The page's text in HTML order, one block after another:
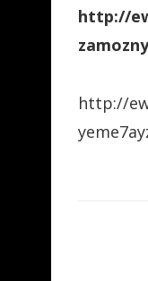
http://
http://